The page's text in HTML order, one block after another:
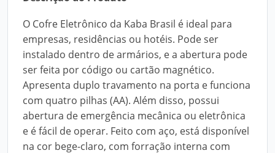
O Cofre Eletrônico da Kaba Brasil é ideal para
empresas, residências ou hotéis. Pode ser
instalado dentro de armários, e a abertura pode
ser feita por código ou cartão magnético.
Apresenta duplo travamento na porta e funciona
com quatro pilhas (AA). Além disso, possui
abertura de emergência mecânica ou eletrônica
e é fácil de operar. Feito com aço, está disponível
na cor bege-claro, com forração interna com